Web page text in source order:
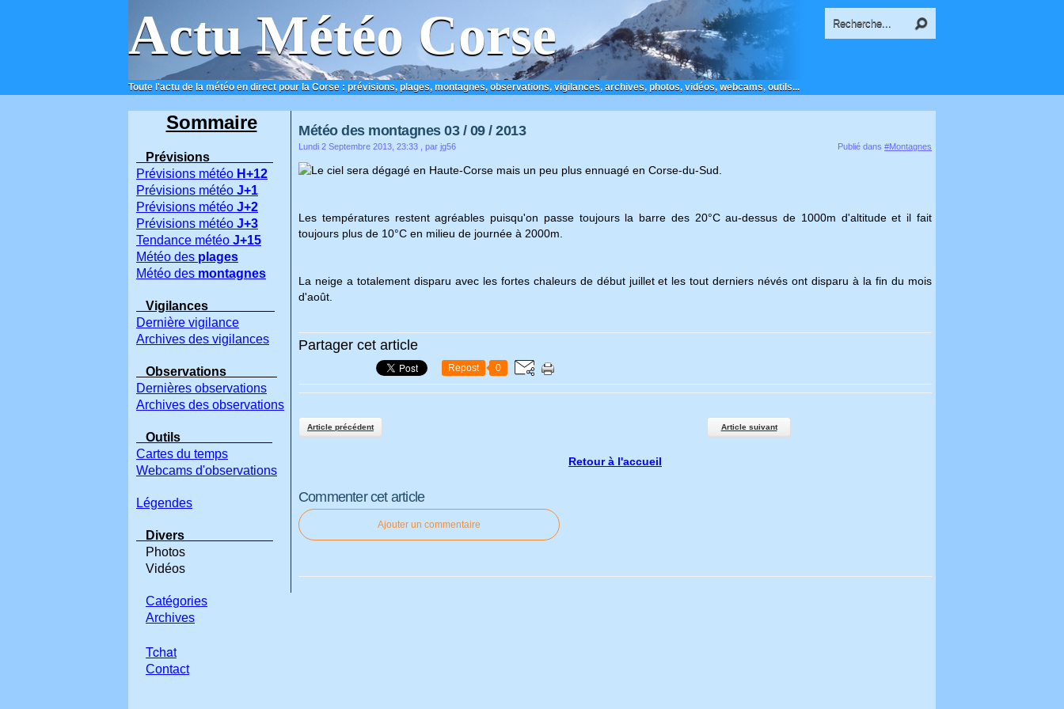
Actu Météo Corse
Toute l'actu de la météo en direct pour la Corse : prévisions, plages, montagnes, observations, vigilances, archives, photos, vidéos, webcams, outils...
ACCUEIL CONTACT
Météo des montagnes 03 / 09 / 2013
Lundi 2 Septembre 2013, 23:33 , par jg56 Publié dans #Montagnes
Le ciel sera dégagé en Haute-Corse mais un peu plus ennuagé en Corse-du-Sud.
Les températures restent agréables puisqu'on passe toujours la barre des 20°C au-dessus de 1000m d'altitude et il fait
toujours plus de 10°C en milieu de journée à 2000m.
La neige a totalement disparu avec les fortes chaleurs de début juillet et les tout derniers névés ont disparu à la fin du mois
d'août.
Partager cet article
Repost 0
Article précédent Article suivant
Retour à l'accueil
Commenter cet article
Ajouter un commentaire
Sommaire
Prévisions
Prévisions météo H+12
Prévisions météo J+1
Prévisions météo J+2
Prévisions météo J+3
Tendance météo J+15
Météo des plages
Météo des montagnes
Vigilances
Dernière vigilance
Archives des vigilances
Observations
Dernières observations
Archives des observations
Outils
Cartes du temps
Webcams d'observations
Légendes
Divers
Photos
Vidéos
Catégories
Archives
Tchat
Contact